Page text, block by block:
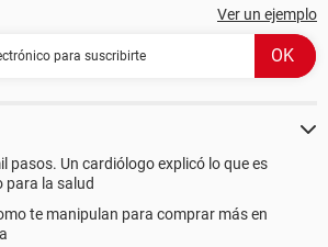
Ver un ejemplo
pasos. Un cardiólogo explicó lo que es
para la salud
te manipulan para comprar más en